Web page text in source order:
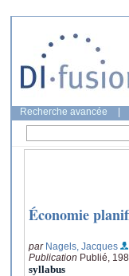
Recherche avancée
Économie
par Nagels, Jacques
Publication Publié,
syllabus